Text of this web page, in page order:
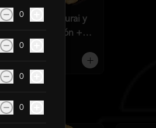
Gohans Pollo Furai y
Salmón Camarón +
2QC
0
0
0
0